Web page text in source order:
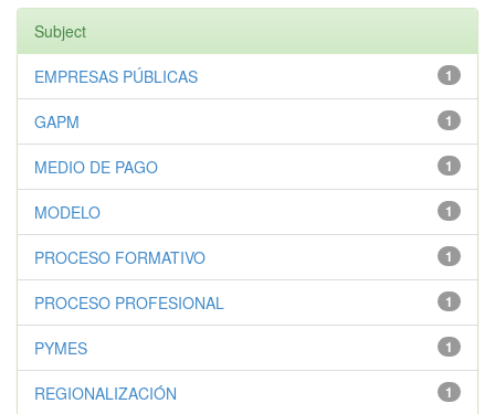
Subject
1
EMPRESAS PÚBLICAS
1
GAPM
1
MEDIO DE PAGO
1
MODELO
1
PROCESO FORMATIVO
1
PROCESO PROFESIONAL
1
PYMES
1
REGIONALIZACIÓN